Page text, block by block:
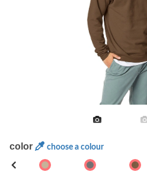
color choose a colour